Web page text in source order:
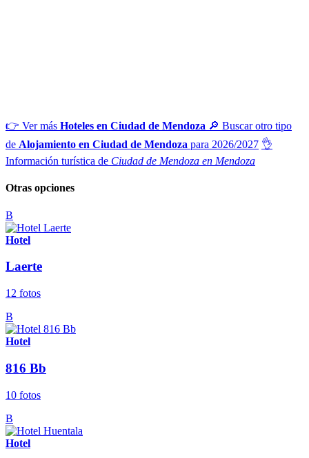
👉 Ver más Hoteles en Ciudad de Mendoza 🔎 Buscar otro tipo
de Alojamiento en Ciudad de Mendoza para 2026/2027 👌
Información turística de Ciudad de Mendoza en Mendoza
Otras opciones
B
Hotel
Laerte
12 fotos
B
Hotel
816 Bb
10 fotos
B
Hotel